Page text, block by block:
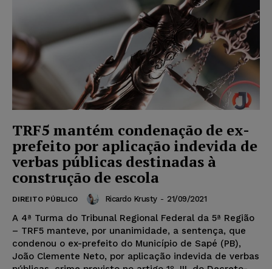
TRF5 mantém condenação de ex-
prefeito por aplicação indevida de
verbas públicas destinadas à
construção de escola
DIREITO PÚBLICO Ricardo Krusty - 21/09/2021
A 4ª Turma do Tribunal Regional Federal da 5ª Região
– TRF5 manteve, por unanimidade, a sentença, que
condenou o ex-prefeito do Município de Sapé (PB),
João Clemente Neto, por aplicação indevida de verbas